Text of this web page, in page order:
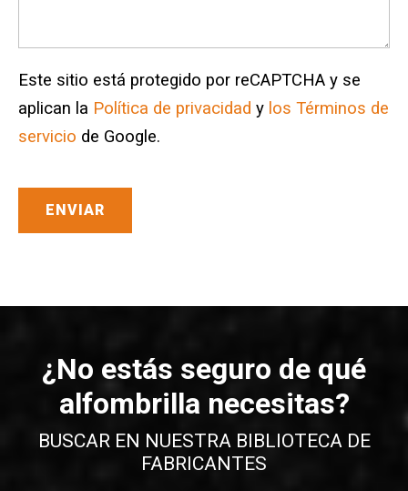
Este sitio está protegido por reCAPTCHA y se
aplican la Política de privacidad y los Términos de
servicio de Google.
¿No estás seguro de qué
alfombrilla necesitas?
BUSCAR EN NUESTRA BIBLIOTECA DE
FABRICANTES